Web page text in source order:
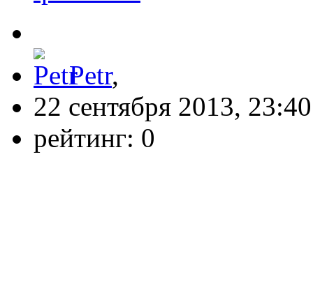
Petr,
22 сентября 2013, 23:40
рейтинг: 0